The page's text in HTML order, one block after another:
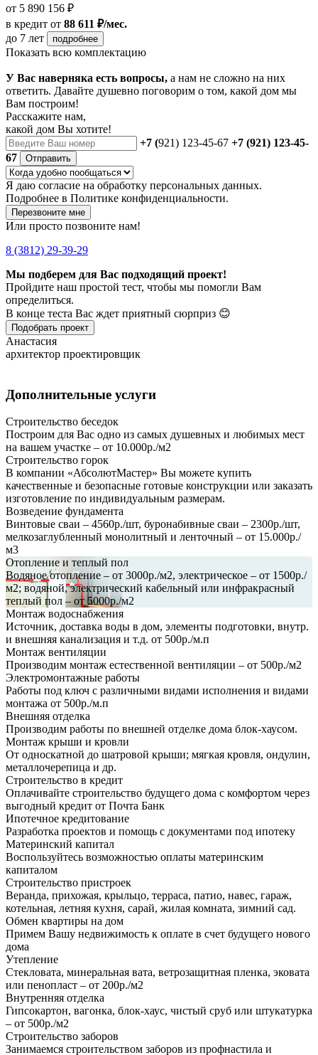
от 5 890 156 ₽
в кредит от 88 611 ₽/мес.
до 7 лет
подробнее
Показать всю комплектацию
У Вас наверняка есть вопросы, а нам не сложно на них
ответить. Давайте душевно поговорим о том, какой дом мы
Вам построим!
Расскажите нам,
какой дом Вы хотите!
+7 (921) 123-45-67 +7 (921) 123-45-
67
Отправить
Я даю согласие на обработку персональных данных.
Подробнее в Политике конфиденциальности.
Перезвоните мне
Или просто позвоните нам!
8 (3812) 29-39-29
Мы подберем для Вас подходящий проект!
Пройдите наш простой тест, чтобы мы помогли Вам
определиться.
В конце теста Вас ждет приятный сюрприз 😊
Подобрать проект
Анастасия
архитектор проектировщик
Дополнительные услуги
Строительство беседок
Построим для Вас одно из самых душевных и любимых мест
на вашем участке – от 10.000р./м2
Строительство горок
В компании «АбсолютМастер» Вы можете купить
качественные и безопасные готовые конструкции или заказать
изготовление по индивидуальным размерам.
Возведение фундамента
Винтовые сваи – 4560р./шт, буронабивные сваи – 2300р./шт,
мелкозаглубленный монолитный и ленточный – от 15.000р./
м3
Отопление и теплый пол
Водяное отопление – от 3000р./м2, электрическое – от 1500р./
м2; водяной, электрический кабельный или инфракрасный
теплый пол – от 5000р./м2
Монтаж водоснабжения
Источник, доставка воды в дом, элементы подготовки, внутр.
и внешняя канализация и т.д. от 500р./м.п
Монтаж вентиляции
Производим монтаж естественной вентиляции – от 500р./м2
Электромонтажные работы
Работы под ключ с различными видами исполнения и видами
монтажа от 500р./м.п
Внешняя отделка
Производим работы по внешней отделке дома блок-хаусом.
Монтаж крыши и кровли
От односкатной до шатровой крыши; мягкая кровля, ондулин,
металлочерепица и др.
Строительство в кредит
Оплачивайте строительство будущего дома с комфортом через
выгодный кредит от Почта Банк
Ипотечное кредитование
Разработка проектов и помощь с документами под ипотеку
Материнский капитал
Воспользуйтесь возможностью оплаты материнским
капиталом
Строительство пристроек
Веранда, прихожая, крыльцо, терраса, патио, навес, гараж,
котельная, летняя кухня, сарай, жилая комната, зимний сад.
Обмен квартиры на дом
Примем Вашу недвижимость к оплате в счет будущего нового
дома
Утепление
Стекловата, минеральная вата, ветрозащитная пленка, эковата
или пенопласт – от 200р./м2
Внутренняя отделка
Гипсокартон, вагонка, блок-хаус, чистый сруб или штукатурка
– от 500р./м2
Строительство заборов
Занимаемся строительством заборов из профнастила и